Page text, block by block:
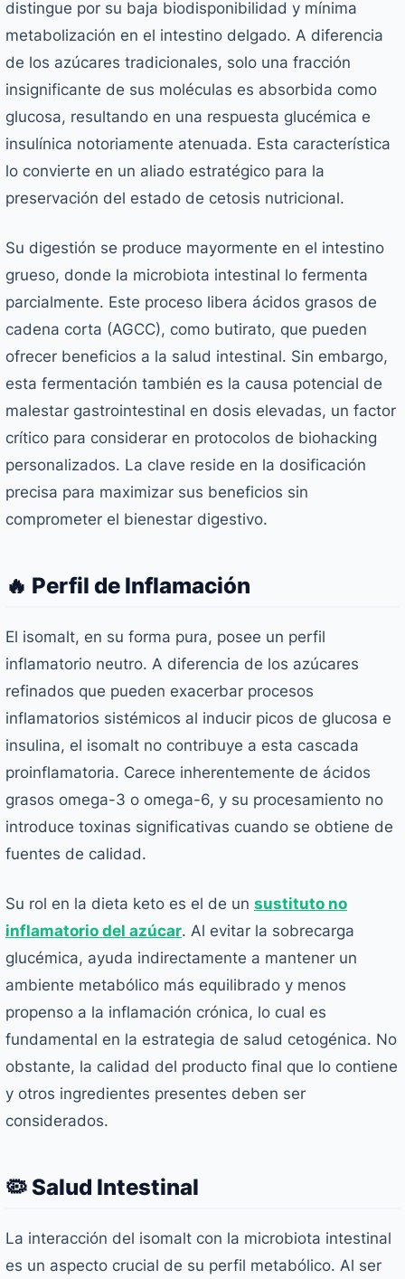
distingue por su baja biodisponibilidad y mínima
metabolización en el intestino delgado. A diferencia
de los azúcares tradicionales, solo una fracción
insignificante de sus moléculas es absorbida como
glucosa, resultando en una respuesta glucémica e
insulínica notoriamente atenuada. Esta característica
lo convierte en un aliado estratégico para la
preservación del estado de cetosis nutricional.
Su digestión se produce mayormente en el intestino
grueso, donde la microbiota intestinal lo fermenta
parcialmente. Este proceso libera ácidos grasos de
cadena corta (AGCC), como butirato, que pueden
ofrecer beneficios a la salud intestinal. Sin embargo,
esta fermentación también es la causa potencial de
malestar gastrointestinal en dosis elevadas, un factor
crítico para considerar en protocolos de biohacking
personalizados. La clave reside en la dosificación
precisa para maximizar sus beneficios sin
comprometer el bienestar digestivo.
🔥 Perfil de Inflamación
El isomalt, en su forma pura, posee un perfil
inflamatorio neutro. A diferencia de los azúcares
refinados que pueden exacerbar procesos
inflamatorios sistémicos al inducir picos de glucosa e
insulina, el isomalt no contribuye a esta cascada
proinflamatoria. Carece inherentemente de ácidos
grasos omega-3 o omega-6, y su procesamiento no
introduce toxinas significativas cuando se obtiene de
fuentes de calidad.
Su rol en la dieta keto es el de un sustituto no
inflamatorio del azúcar. Al evitar la sobrecarga
glucémica, ayuda indirectamente a mantener un
ambiente metabólico más equilibrado y menos
propenso a la inflamación crónica, lo cual es
fundamental en la estrategia de salud cetogénica. No
obstante, la calidad del producto final que lo contiene
y otros ingredientes presentes deben ser
considerados.
🦠 Salud Intestinal
La interacción del isomalt con la microbiota intestinal
es un aspecto crucial de su perfil metabólico. Al ser